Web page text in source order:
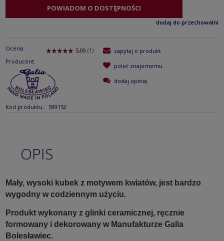
POWIADOM O DOSTĘPNOŚCI
dodaj do przechowalni
Ocena:
Producent:
Kod produktu: 599152
zapytaj o produkt
poleć znajomemu
dodaj opinię
OPIS
Mały, wysoki kubek z motywem kwiatów, jest bardzo
wygodny w codziennym użyciu.
Produkt wykonany z glinki ceramicznej, ręcznie
formowany i dekorowany w Manufakturze Galia
Bolesławiec.